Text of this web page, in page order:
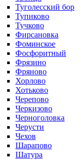
Туголесский бор
Тупиково
Тучково
Фирсановка
Фоминское
Фосфоритный
Фрязино
Фряново
Хорлово
Хотьково
Черепово
Черкизово
Черноголовка
Черусти
Чехов
Шарапово
Шатура